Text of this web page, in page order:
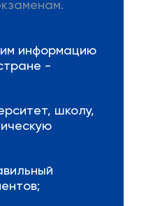
информацию
-
школу,